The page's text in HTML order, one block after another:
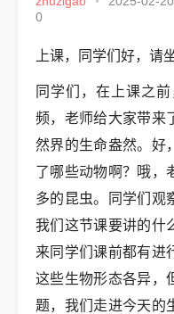
0
上课，同学们好，请坐
同学们，在上课之
频，老师给大家带来
然界的生命盎然。好
了哪些动物啊？哦，
多的昆虫。同学们观
我们这节课要讲的什
来同学们课前都有进
这些生物形态各异，
题，我们走进今天的